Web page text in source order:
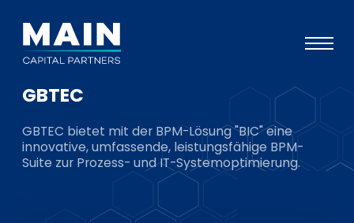
Ansatz
Wissen
GBTEC
GBTEC bietet mit der BPM-Lösung "BIC" eine
innovative, umfassende, leistungsfähige BPM-
Suite zur Prozess- und IT-Systemoptimierung.